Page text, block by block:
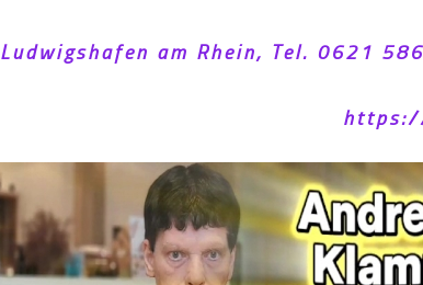
Ludwigshafen am Rhein, Tel. 0621